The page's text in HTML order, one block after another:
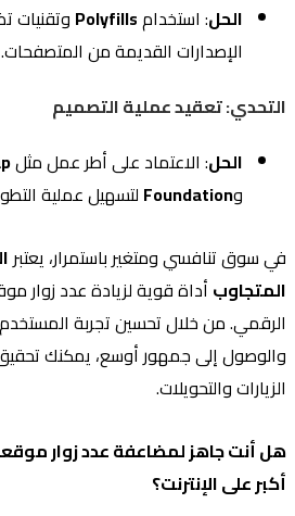
الحل: استخدامPolyfills وتقنيات
الإصدارات القديمة من المتصفحات.
التحدي: تعقيد عملية التصميم
الحل: الاعتماد على أطر عمل مثل
وFoundation لتسهيل عملية
في سوق تنافسي ومتغير باستمرار، يعتبر
المتجاوب أداة قوية لزيادة عدد زوار
والوصول إلى جمهور أوسع، يمكنك
الزيارات والتحويلات.
هل أنت جاهز لمضاعفة عدد زوار
أكبر على الإنترنت؟